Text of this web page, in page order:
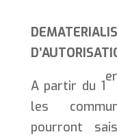
A partir du 1
er
les
pourront